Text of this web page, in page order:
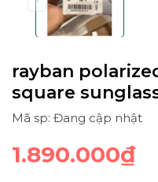
rayban
square
Mã sp: Đang cập nhật
1.890.000₫